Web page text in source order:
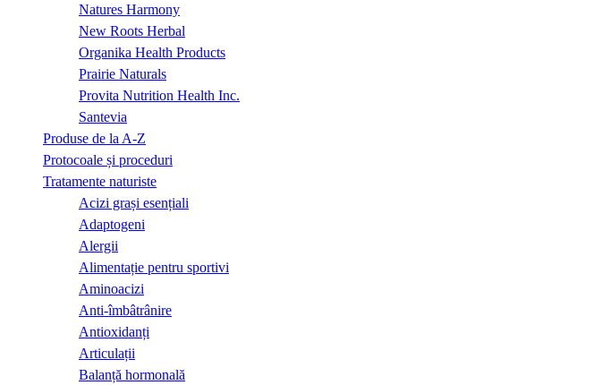
Natures Harmony
New Roots Herbal
Organika Health Products
Prairie Naturals
Provita Nutrition Health Inc.
Santevia
Produse de la A-Z
Protocoale și proceduri
Tratamente naturiste
Acizi grași esențiali
Adaptogeni
Alergii
Alimentație pentru sportivi
Aminoacizi
Anti-îmbâtrânire
Antioxidanți
Articulații
Balanță hormonală